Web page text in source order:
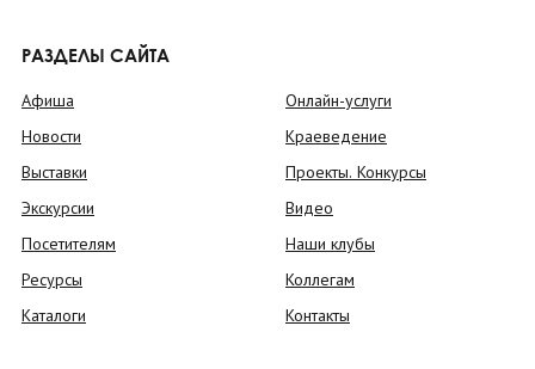
РАЗДЕЛЫ САЙТА
Афиша
Новости
Выставки
Экскурсии
Посетителям
Ресурсы
Каталоги
Онлайн-услуги
Краеведение
Проекты. Конкурсы
Видео
Наши клубы
Коллегам
Контакты